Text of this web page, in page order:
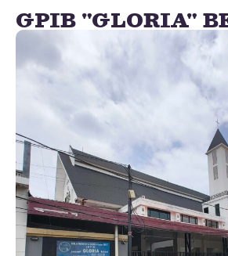
GPIB "GLORIA"